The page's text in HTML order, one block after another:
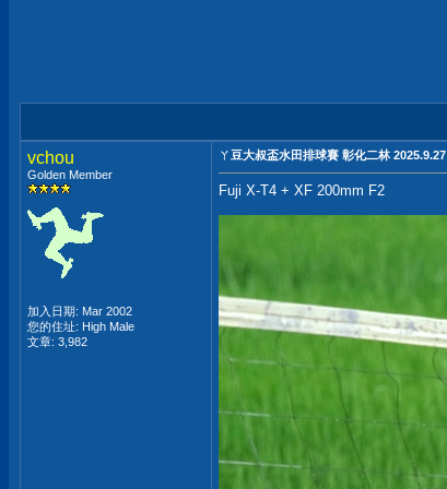
vchou
Golden Member
加入日期: Mar 2002
您的住址: High Male
文章: 3,982
ㄚ豆大叔盃水田排球賽 彰化二林 2025.9.27
Fuji X-T4 + XF 200mm F2